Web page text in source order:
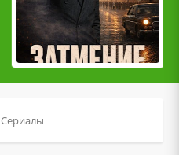
Сериалы